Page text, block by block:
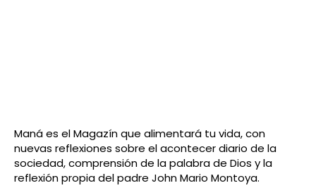
Maná es el Magazín que alimentará tu vida, con
nuevas reflexiones sobre el acontecer diario de la
sociedad, comprensión de la palabra de Dios y la
reflexión propia del padre John Mario Montoya.